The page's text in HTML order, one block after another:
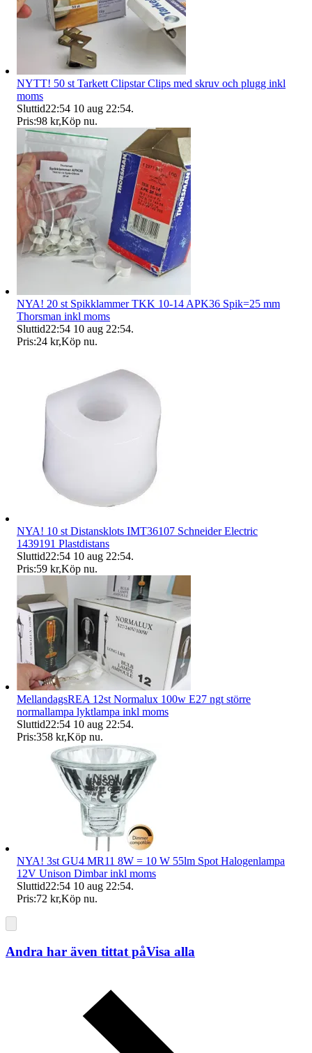
NYTT! 50 st Tarkett Clipstar Clips med skruv och plugg inkl
moms
Sluttid22:54 10 aug 22:54.
Pris:98 kr,Köp nu.
NYA! 20 st Spikklammer TKK 10-14 APK36 Spik=25 mm
Thorsman inkl moms
Sluttid22:54 10 aug 22:54.
Pris:24 kr,Köp nu.
NYA! 10 st Distansklots IMT36107 Schneider Electric
1439191 Plastdistans
Sluttid22:54 10 aug 22:54.
Pris:59 kr,Köp nu.
MellandagsREA 12st Normalux 100w E27 ngt större
normallampa lyktlampa inkl moms
Sluttid22:54 10 aug 22:54.
Pris:358 kr,Köp nu.
NYA! 3st GU4 MR11 8W = 10 W 55lm Spot Halogenlampa
12V Unison Dimbar inkl moms
Sluttid22:54 10 aug 22:54.
Pris:72 kr,Köp nu.
Andra har även tittat påVisa alla